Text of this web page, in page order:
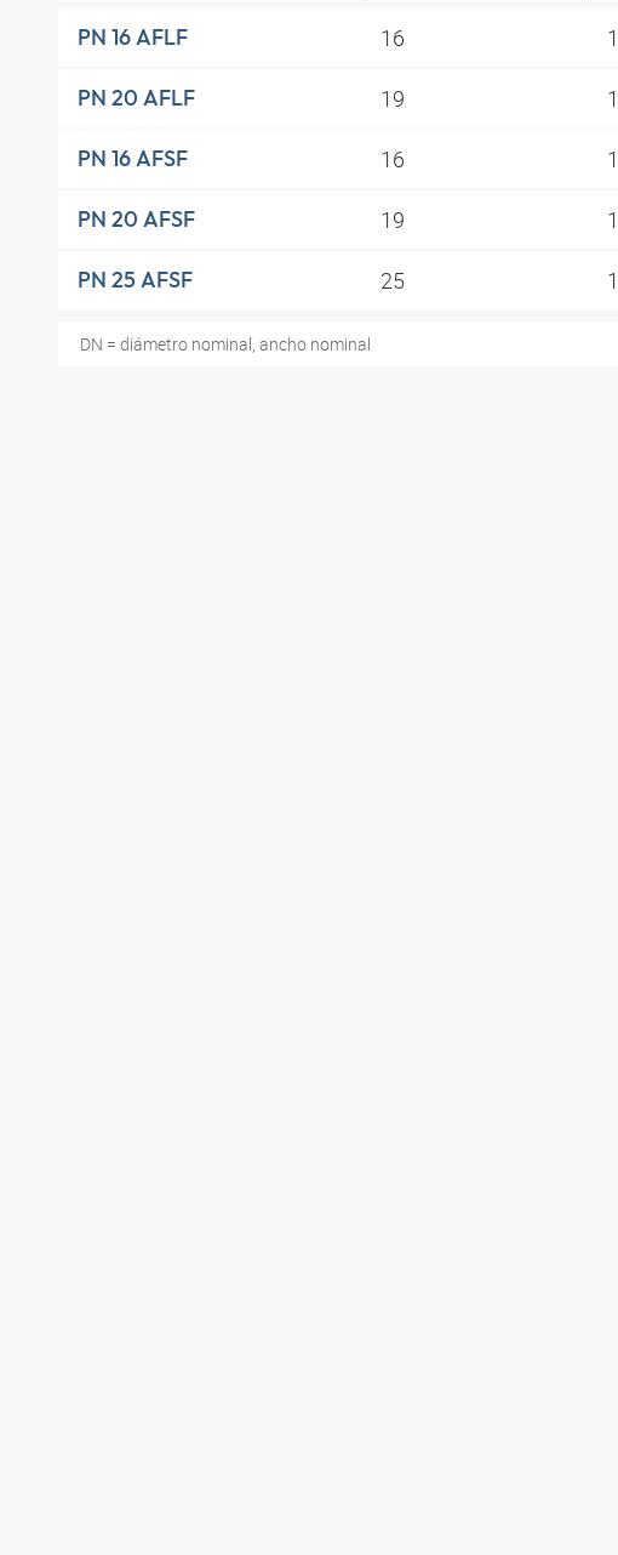
PN 16 AFLF 16
PN 20 AFLF 19
PN 16 AFSF 16
PN 20 AFSF 19
PN 25 AFSF 25
DN = diámetro nominal, ancho nominal